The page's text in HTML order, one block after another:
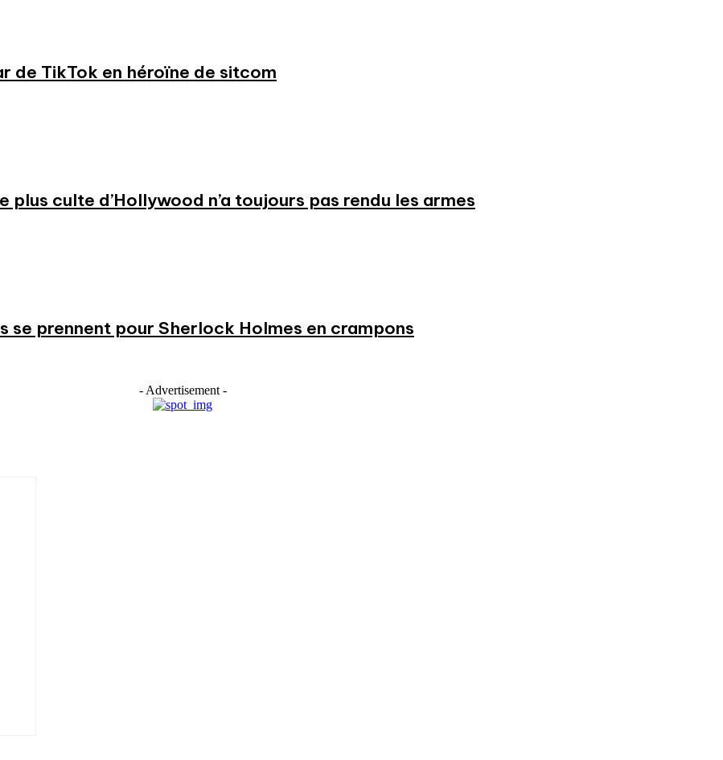
de TikTok en héroïne de sitcom
plus culte d’Hollywood n’a toujours pas rendu les armes
se prennent pour Sherlock Holmes en crampons
- Advertisement -